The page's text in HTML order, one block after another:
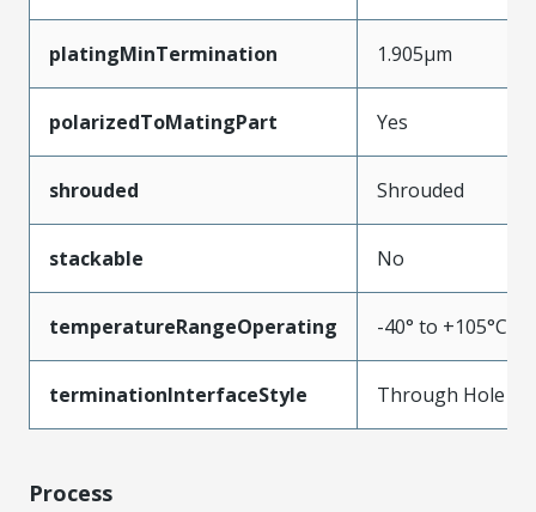
platingMinTermination 1.905µm
polarizedToMatingPart Yes
shrouded Shrouded
stackable No
temperatureRangeOperating -40° to +105°C
terminationInterfaceStyle Through Hole
Process